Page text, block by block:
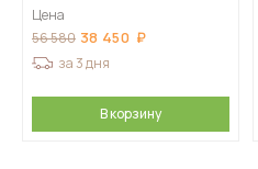
Цена
56 580 38 450
за 3 дня
В корзину